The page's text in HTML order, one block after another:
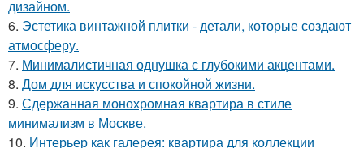
дизайном.
6. Эстетика винтажной плитки - детали, которые создают
атмосферу.
7. Минималистичная однушка с глубокими акцентами.
8. Дом для искусства и спокойной жизни.
9. Сдержанная монохромная квартира в стиле
минимализм в Москве.
10. Интерьер как галерея: квартира для коллекции